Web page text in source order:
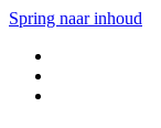
Spring naar inhoud